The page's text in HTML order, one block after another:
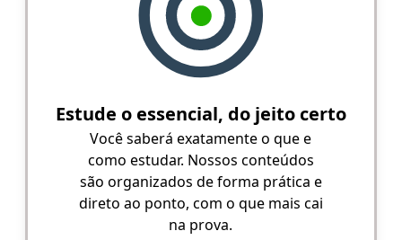
Estude o essencial, do jeito certo
Você saberá exatamente o que e
como estudar. Nossos conteúdos
são organizados de forma prática e
direto ao ponto, com o que mais cai
na prova.